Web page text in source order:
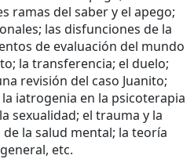
ramas del saber y el apego;
las disfunciones de la
de evaluación del mundo
la transferencia; el duelo;
revisión del caso Juanito;
iatrogenia en la psicoterapia
sexualidad; el trauma y la
la salud mental; la teoría
etc.